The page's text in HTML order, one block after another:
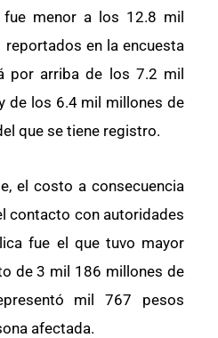
menor a los 12.8 mil
en la encuesta
por arriba de los 7.2 mil
de los 6.4 mil millones de
que se tiene registro.
el costo a consecuencia
contacto con autoridades
fue el que tuvo mayor
de 3 mil 186 millones de
mil 767 pesos
afectada.